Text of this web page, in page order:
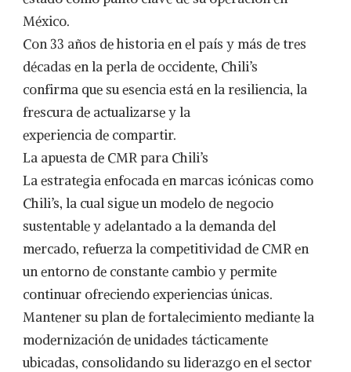
México.
Con 33 años de historia en el país y más de tres
décadas en la perla de occidente, Chili’s
confirma que su esencia está en la resiliencia, la
frescura de actualizarse y la
experiencia de compartir.
La apuesta de CMR para Chili’s
La estrategia enfocada en marcas icónicas como
Chili’s, la cual sigue un modelo de negocio
sustentable y adelantado a la demanda del
mercado, refuerza la competitividad de CMR en
un entorno de constante cambio y permite
continuar ofreciendo experiencias únicas.
Mantener su plan de fortalecimiento mediante la
modernización de unidades tácticamente
ubicadas, consolidando su liderazgo en el sector